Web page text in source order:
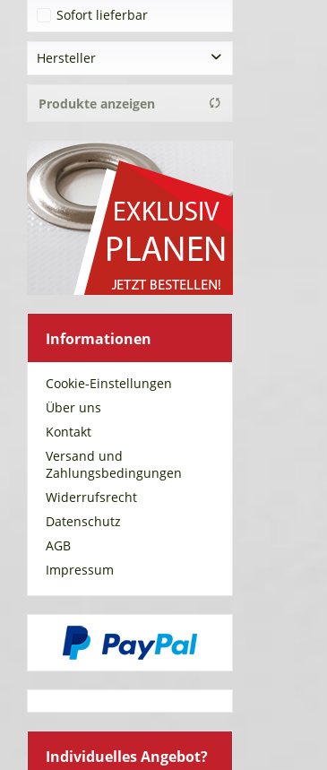
Sofort lieferbar
Hersteller
Tekoplan GmbH
Produkte anzeigen
Informationen
Cookie-Einstellungen
Über uns
Kontakt
Versand und
Zahlungsbedingungen
Widerrufsrecht
Datenschutz
AGB
Impressum
Individuelles Angebot?